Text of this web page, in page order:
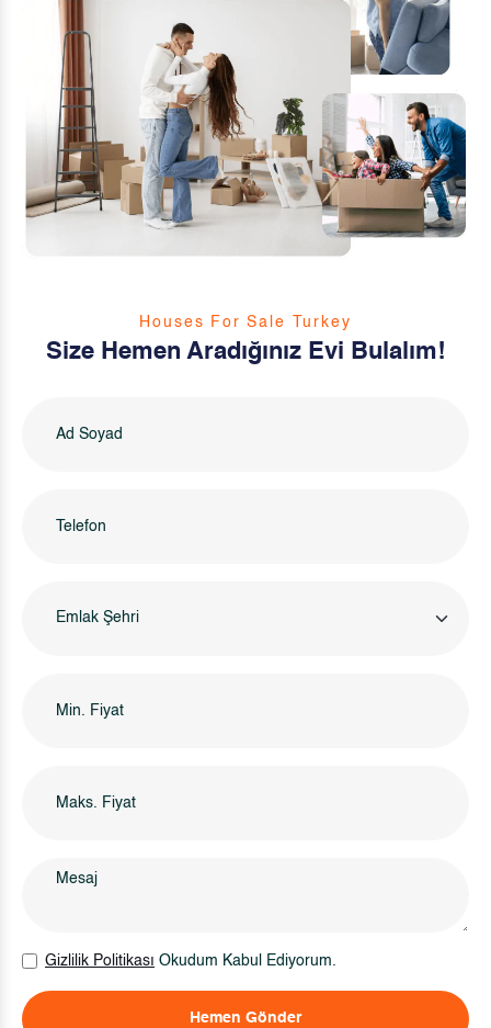
Houses For Sale Turkey
Size Hemen Aradığınız Evi Bulalım!
Emlak Şehri
Gizlilik Politikası Okudum Kabul Ediyorum.
Hemen Gönder